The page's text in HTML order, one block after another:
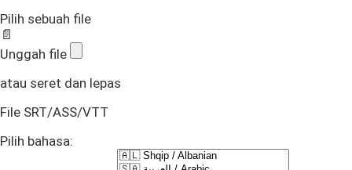
Pilih sebuah file
📄
Unggah file
atau seret dan lepas
File SRT/ASS/VTT
Pilih bahasa: